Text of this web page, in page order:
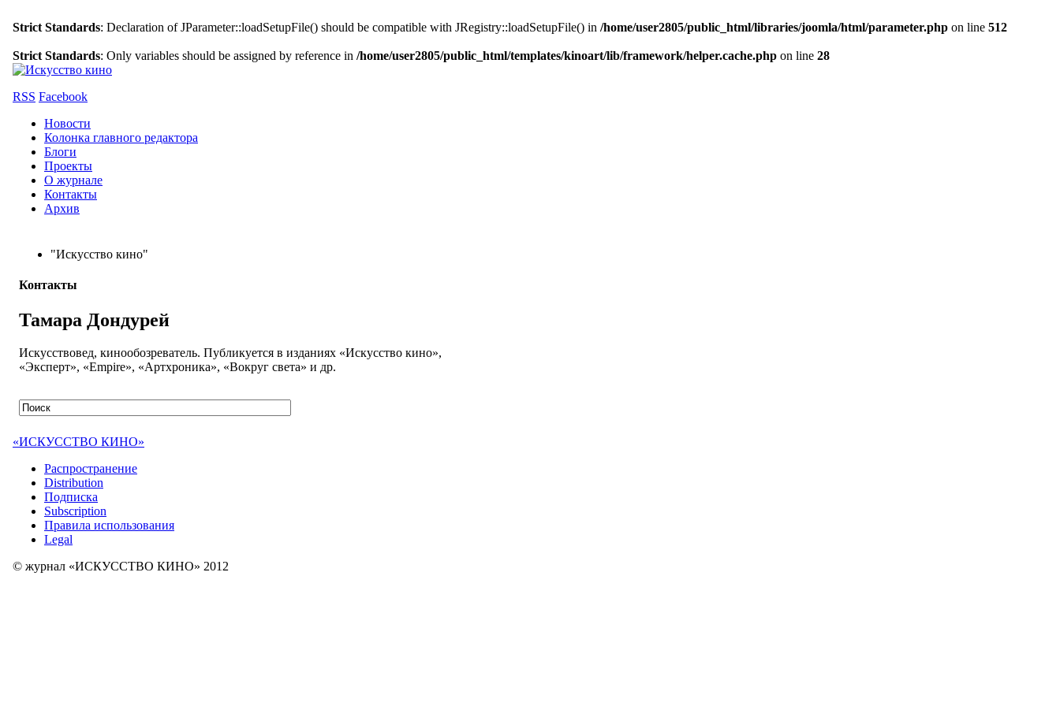
Strict Standards: Declaration of JParameter::loadSetupFile() should be compatible with JRegistry::loadSetupFile() in /home/user2805/public_html/libraries/joomla/html/parameter.php on line 512
Strict Standards: Only variables should be assigned by reference in /home/user2805/public_html/templates/kinoart/lib/framework/helper.cache.php on line 28
RSS Facebook
Новости
Колонка главного редактора
Блоги
Проекты
О журнале
Контакты
Архив
"Искусство кино"
Контакты
Тамара Дондурей
Искусствовед, кинообозреватель. Публикуется в изданиях «Искусство кино»,
«Эксперт», «Empire», «Артхроника», «Вокруг света» и др.
«ИСКУССТВО КИНО»
Распространение
Distribution
Подписка
Subscription
Правила использования
Legal
© журнал «ИСКУССТВО КИНО» 2012